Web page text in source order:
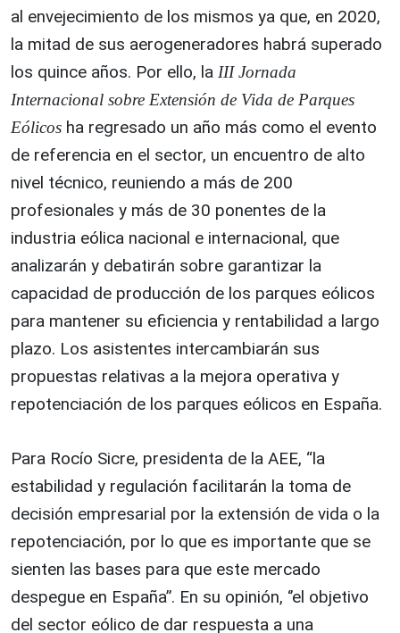
al envejecimiento de los mismos ya que, en 2020,
la mitad de sus aerogeneradores habrá superado
los quince años. Por ello, la III Jornada
Internacional sobre Extensión de Vida de Parques
Eólicos ha regresado un año más como el evento
de referencia en el sector, un encuentro de alto
nivel técnico, reuniendo a más de 200
profesionales y más de 30 ponentes de la
industria eólica nacional e internacional, que
analizarán y debatirán sobre garantizar la
capacidad de producción de los parques eólicos
para mantener su eficiencia y rentabilidad a largo
plazo. Los asistentes intercambiarán sus
propuestas relativas a la mejora operativa y
repotenciación de los parques eólicos en España.
Para Rocío Sicre, presidenta de la AEE, “la
estabilidad y regulación facilitarán la toma de
decisión empresarial por la extensión de vida o la
repotenciación, por lo que es importante que se
sienten las bases para que este mercado
despegue en España”. En su opinión, ‘’el objetivo
del sector eólico de dar respuesta a una